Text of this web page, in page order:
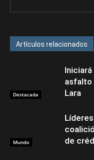
Artículos relacionados
Destacada
asfalto
Lara
Mundo
de